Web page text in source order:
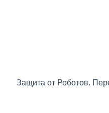
Защита от Роботов.